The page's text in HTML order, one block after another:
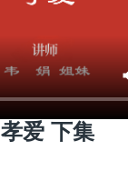
孝爱 下集